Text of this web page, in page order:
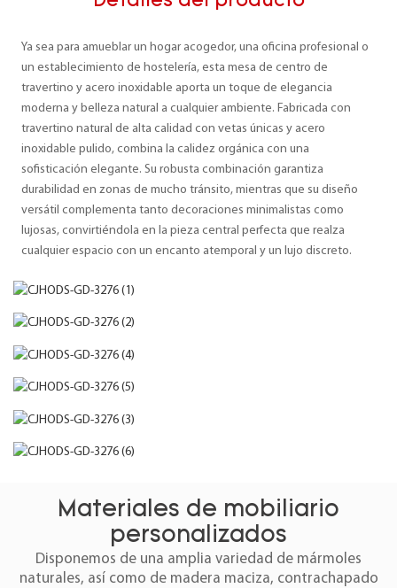
Ya sea para amueblar un hogar acogedor, una oficina profesional o
un establecimiento de hostelería, esta mesa de centro de
travertino y acero inoxidable aporta un toque de elegancia
moderna y belleza natural a cualquier ambiente. Fabricada con
travertino natural de alta calidad con vetas únicas y acero
inoxidable pulido, combina la calidez orgánica con una
sofisticación elegante. Su robusta combinación garantiza
durabilidad en zonas de mucho tránsito, mientras que su diseño
versátil complementa tanto decoraciones minimalistas como
lujosas, convirtiéndola en la pieza central perfecta que realza
cualquier espacio con un encanto atemporal y un lujo discreto.
Materiales de mobiliario
personalizados
Disponemos de una amplia variedad de mármoles
naturales, así como de madera maciza, contrachapado